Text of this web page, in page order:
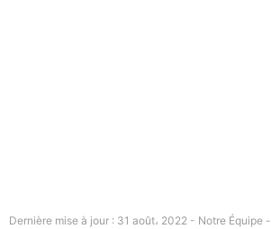
Dernière mise à jour : 31 août، 2022 - Notre Équipe -